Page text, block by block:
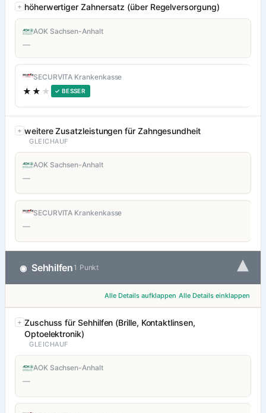
höherwertiger Zahnersatz (über Regelversorgung)
AOK Sachsen-Anhalt
—
SECURVITA Krankenkasse
★★ ★ ✓ BESSER
weitere Zusatzleistungen für Zahngesundheit
GLEICHAUF
AOK Sachsen-Anhalt
—
SECURVITA Krankenkasse
—
◉ Sehhilfen 1 Punkt ▾
Alle Details aufklappen Alle Details einklappen
Zuschuss für Sehhilfen (Brille, Kontaktlinsen,
Optoelektronik)
GLEICHAUF
AOK Sachsen-Anhalt
—